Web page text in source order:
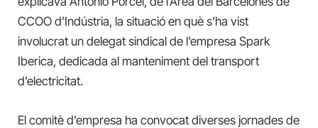
CCOO d’Indústria, la situació en què s’ha vist
involucrat un delegat sindical de l’empresa Spark
Iberica, dedicada al manteniment del transport
d’electricitat.
El comitè d’empresa ha convocat diverses jornades de